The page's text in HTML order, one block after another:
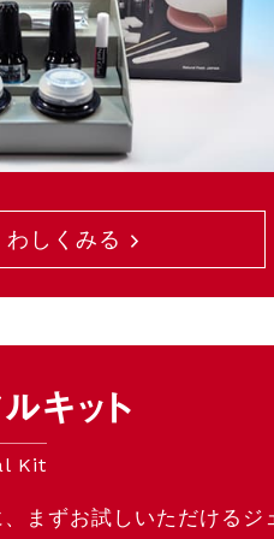
しくみる
キット
Kit
まずお試しいただけるジ